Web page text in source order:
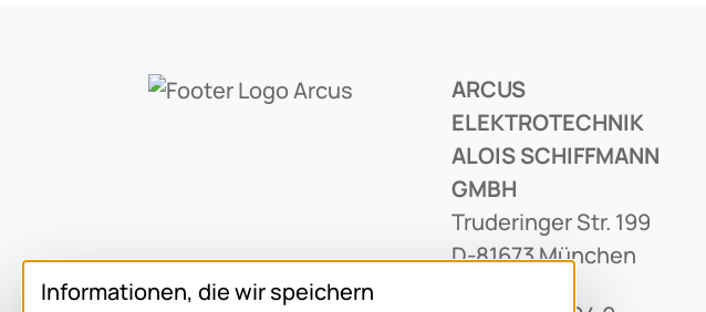
ARCUS
ELEKTROTECHNIK
ALOIS SCHIFFMANN
GMBH
Truderinger Str. 199
D-81673 München
Informationen, die wir speichern